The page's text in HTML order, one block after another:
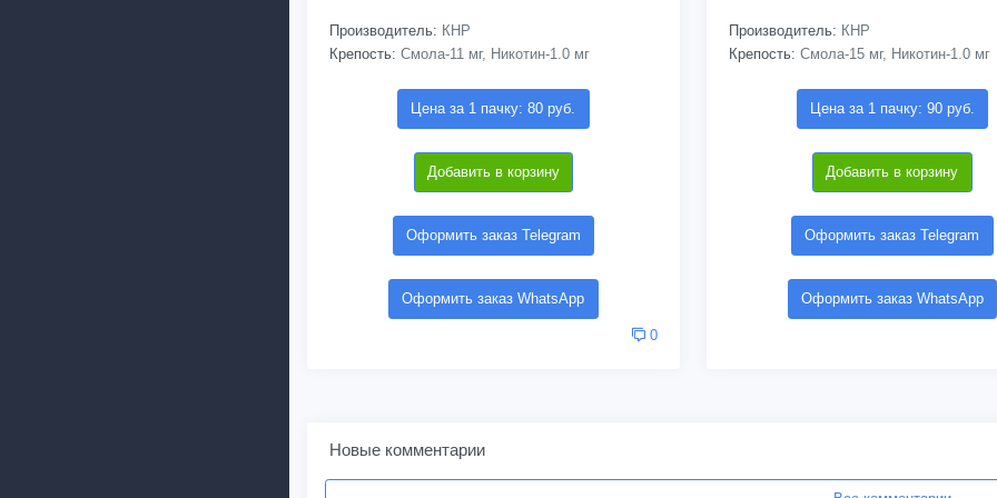
Производитель: КНР
Крепость: Смола-11 мг, Никотин-1.0 мг
Цена за 1 пачку: 80 руб.
Добавить в корзину
Оформить заказ Telegram
Оформить заказ WhatsApp
0
Производитель: КНР
Крепость: Смола-15 мг, Никотин-1.0 мг
Цена за 1 пачку: 90 руб.
Добавить в корзину
Оформить заказ Telegram
Оформить заказ WhatsApp
Новые комментарии